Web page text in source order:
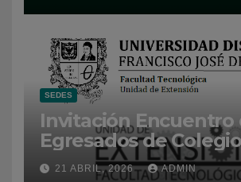
SEDES
Invitación Encuentro
Egresados de
21 ABRIL, 2026 ADMIN